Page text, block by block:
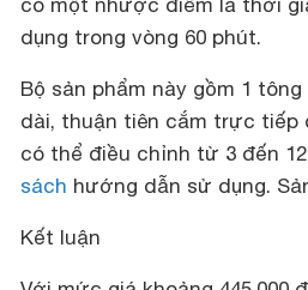
có một nhược điểm là thời
dụng trong vòng 60 phút.
Bộ sản phẩm này gồm 1
dài, thuận tiên cắm trực
có thể điều chỉnh từ 3 đến
sách hướng dẫn sử dụng.
Kết luận